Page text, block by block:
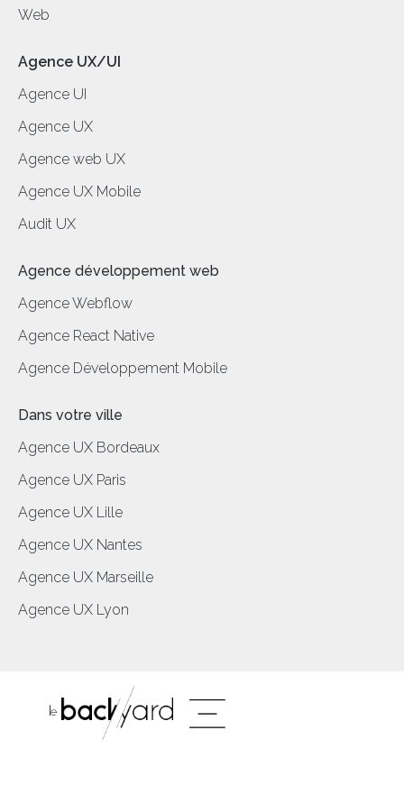
Web
Agence UX/UI
Agence UI
Agence UX
Agence web UX
Agence UX Mobile
Audit UX
Agence développement web
Agence Webflow
Agence React Native
Agence Développement Mobile
Dans votre ville
Agence UX Bordeaux
Agence UX Paris
Agence UX Lille
Agence UX Nantes
Agence UX Marseille
Agence UX Lyon